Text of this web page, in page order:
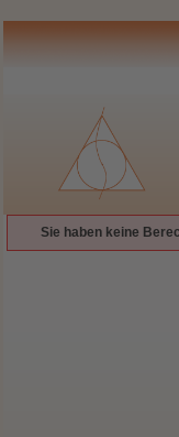
Sie haben keine